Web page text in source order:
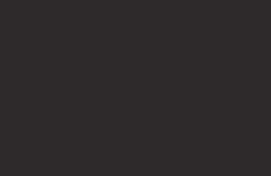
и очистки бурового
скважин УЭЦС